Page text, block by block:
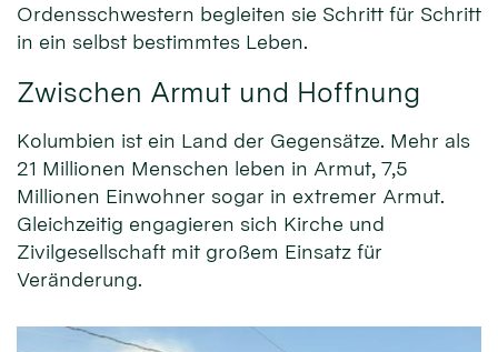
Ordensschwestern begleiten sie Schritt für Schritt
in ein selbst bestimmtes Leben.
Zwischen Armut und Hoffnung
Kolumbien ist ein Land der Gegensätze. Mehr als
21 Millionen Menschen leben in Armut, 7,5
Millionen Einwohner sogar in extremer Armut.
Gleichzeitig engagieren sich Kirche und
Zivilgesellschaft mit großem Einsatz für
Veränderung.